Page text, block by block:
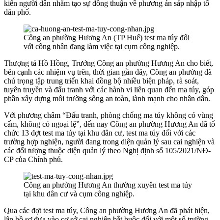
kiến người dân nhằm tạo sự đồng thuận về phương án sáp nhập tổ
dân phố.
Công an phường Hương An (TP Huế) test ma túy đối
với công nhân đang làm việc tại cụm công nghiệp.
Thượng tá Hồ Hồng, Trưởng Công an phường Hương An cho biết,
bên cạnh các nhiệm vụ trên, thời gian gần đây, Công an phường đã
chú trọng tập trung triển khai đồng bộ nhiều biện pháp, rà soát,
tuyên truyền và đấu tranh với các hành vi liên quan đến ma túy, góp
phần xây dựng môi trường sống an toàn, lành mạnh cho nhân dân.
Với phương châm “Đấu tranh, phòng chống ma túy không có vùng
cấm, không có ngoại lệ”, đến nay Công an phường Hương An đã tổ
chức 13 đợt test ma túy tại khu dân cư, test ma túy đối với các
trường hợp nghiện, người đang trong diện quản lý sau cai nghiện và
các đối tượng thuộc diện quản lý theo Nghị định số 105/2021/NĐ-
CP của Chính phủ.
Công an phường Hương An thường xuyên test ma túy
tại khu dân cư và cụm công nghiệp.
Qua các đợt test ma túy, Công an phường Hương An đã phát hiện,